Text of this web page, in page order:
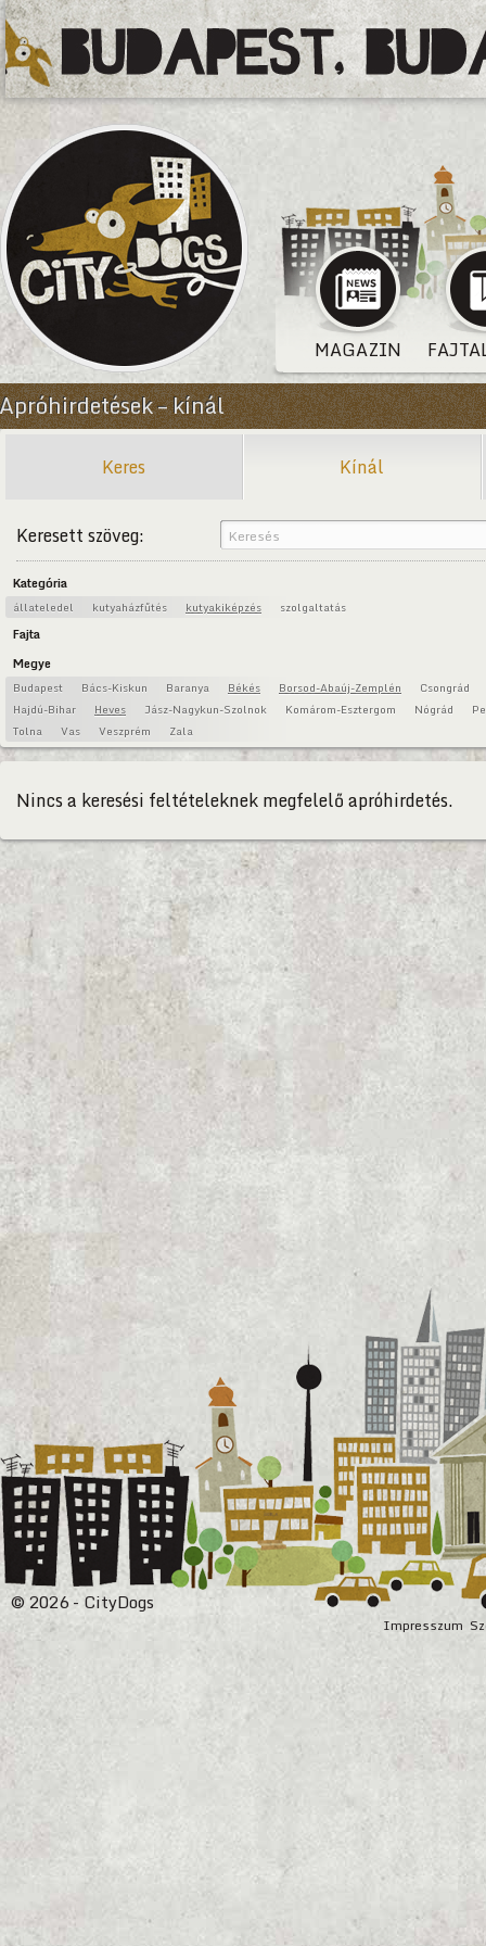
MAGAZIN
Apróhirdetések – kínál
Keres Kínál
Keresett szöveg:
Kategória
állateledel kutyaházfűtés kutyakiképzés szolgaltatás
Fajta
Megye
Budapest Bács-Kiskun Baranya Békés Borsod-Abaúj-Zemplén
Csongrád
Hajdú-Bihar
Heves Jász-Nagykun-Szolnok Komárom-Esztergom Nógrád
Tolna
Vas Veszprém Zala
Nincs a keresési feltételeknek megfelelő apróhirdetés.
Impresszum
© 2026 - CityDogs